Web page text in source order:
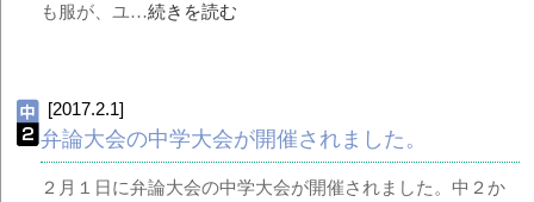
も服が、ユ…続きを読む
[2017.2.1]
弁論大会の中学大会が開催されました。
２月１日に弁論大会の中学大会が開催されました。中２か